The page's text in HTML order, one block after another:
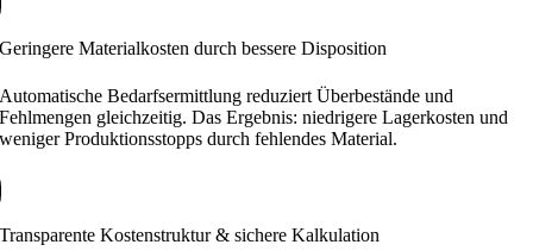
Geringere Materialkosten durch bessere Disposition
Automatische Bedarfsermittlung reduziert Überbestände und
Fehlmengen gleichzeitig. Das Ergebnis: niedrigere Lagerkosten und
weniger Produktionsstopps durch fehlendes Material.
Transparente Kostenstruktur & sichere Kalkulation